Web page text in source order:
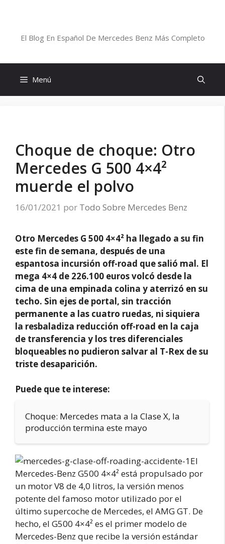
El Blog En Español De Mercedes Benz Más Completo
Menú
Choque de choque: Otro
Mercedes G 500 4×4²
muerde el polvo
16/01/2021 por Todo Sobre Mercedes Benz
Otro Mercedes G 500 4×4² ha llegado a su fin
este fin de semana, después de una
espantosa incursión off-road que salió mal. El
mega 4×4 de 226.100 euros volcó desde la
cima de una empinada colina y aterrizó en su
techo. Sin ejes de portal, sin tracción
permanente a las cuatro ruedas, ni siquiera
la resbaladiza reducción off-road en la caja
de transferencia y los tres diferenciales
bloqueables no pudieron salvar al T-Rex de su
triste desaparición.
Puede que te interese:
Choque: Mercedes mata a la Clase X, la
producción termina este mayo
El
Mercedes-Benz G500 4×4² está propulsado por
un motor V8 de 4,0 litros, la versión menos
potente del famoso motor utilizado por el
último supercoche de Mercedes, el AMG GT. De
hecho, el G500 4×4² es el primer modelo de
Mercedes-Benz que recibe la versión estándar